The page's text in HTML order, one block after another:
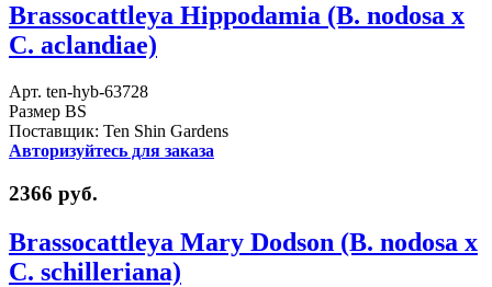
Brassocattleya Hippodamia (B. nodosa x
C. aclandiae)
Арт. ten-hyb-63728
Размер BS
Поставщик: Ten Shin Gardens
Авторизуйтесь для заказа
2366 руб.
Brassocattleya Mary Dodson (B. nodosa x
C. schilleriana)